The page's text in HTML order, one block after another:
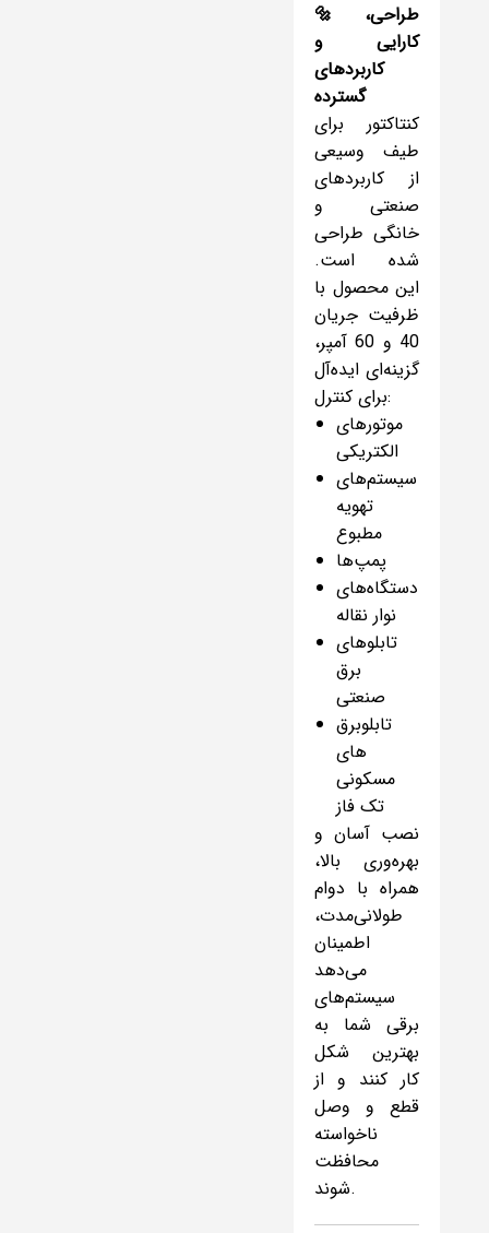
🔩 طراحی،
کارایی
و
کاربردهای
گسترده
کنتاکتور برای
طیف وسیعی
از کاربردهای
صنعتی و
خانگی طراحی
شده است.
این محصول با
ظرفیت جریان
40 و 60 آمپر،
گزینه‌ای ایده‌آل
برای کنترل:
موتورهای
الکتریکی
سیستم‌های
تهویه
مطبوع
پمپ‌ها
دستگاه‌های
نوار نقاله
تابلوهای
برق
صنعتی
تابلوبرق
های
مسکونی
تک فاز
نصب آسان و
بهره‌وری بالا،
همراه با دوام
طولانی‌مدت،
اطمینان
می‌دهد
سیستم‌های
برقی شما به
بهترین شکل
کار کنند و از
قطع و وصل
ناخواسته
محافظت
شوند.